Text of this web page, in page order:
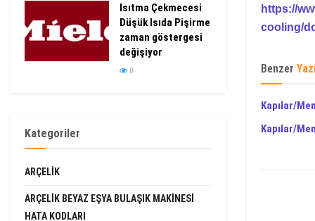
https://
cooling/
Benzer
Kapılar/
Kapılar/
Isıtma Çekmecesi
Düşük Isıda Pişirme
zaman göstergesi
değişiyor
0
Kategoriler
ARÇELIK
ARÇELIK BEYAZ EŞYA BULAŞIK MAKINESI
HATA KODLARI